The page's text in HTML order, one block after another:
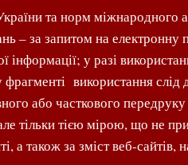
та норм міжнародного
– за запитом на
у разі
використання слід
або часткового передруку
тільки тією мірою, що не
також за зміст веб-сайтів,